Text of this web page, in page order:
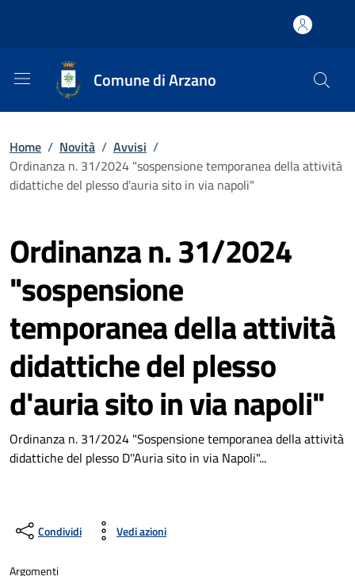
Comune di Arzano
Home / Novità / Avvisi /
Ordinanza n. 31/2024 "sospensione temporanea della attività
didattiche del plesso d'auria sito in via napoli"
Ordinanza n. 31/2024
"sospensione
temporanea della attività
didattiche del plesso
d'auria sito in via napoli"
Ordinanza n. 31/2024 "Sospensione temporanea della attività
didattiche del plesso D''Auria sito in via Napoli"...
Condividi Vedi azioni
Argomenti